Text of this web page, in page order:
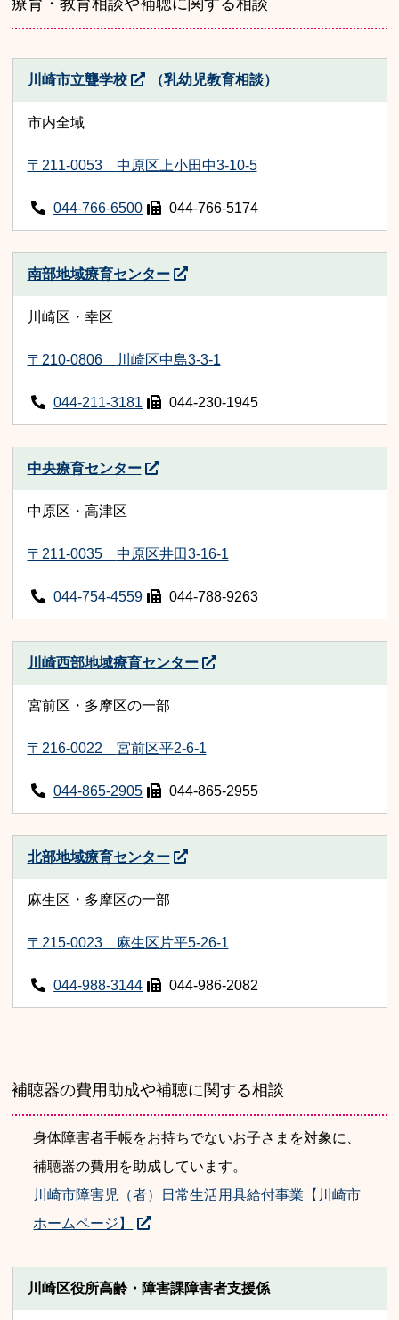
川崎市立聾学校 （乳幼児教育相談）
市内全域
〒211-0053 中原区上小田中3-10-5
044-766-6500 044-766-5174
南部地域療育センター
川崎区・幸区
〒210-0806 川崎区中島3-3-1
044-211-3181 044-230-1945
中央療育センター
中原区・高津区
〒211-0035 中原区井田3-16-1
044-754-4559 044-788-9263
川崎西部地域療育センター
宮前区・多摩区の一部
〒216-0022 宮前区平2-6-1
044-865-2905 044-865-2955
北部地域療育センター
麻生区・多摩区の一部
〒215-0023 麻生区片平5-26-1
044-988-3144 044-986-2082
補聴器の費用助成や補聴に関する相談
身体障害者手帳をお持ちでないお子さまを対象に、
補聴器の費用を助成しています。
川崎市障害児（者）日常生活用具給付事業【川崎市
ホームページ】
川崎区役所高齢・障害課障害者支援係